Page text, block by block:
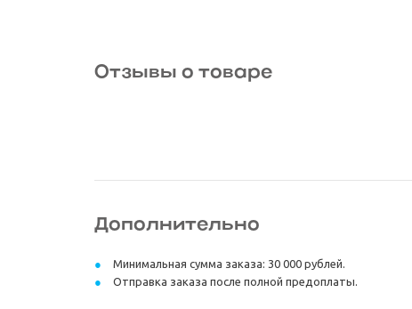
Отзывы о товаре
Дополнительно
Минимальная сумма заказа: 30 000 рублей.
Отправка заказа после полной предоплаты.